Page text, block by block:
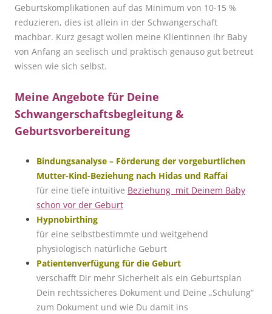
Geburtskomplikationen auf das Minimum von 10-15 %
reduzieren, dies ist allein in der Schwangerschaft
machbar. Kurz gesagt wollen meine Klientinnen ihr Baby
von Anfang an seelisch und praktisch genauso gut betreut
wissen wie sich selbst.
Meine Angebote für Deine
Schwangerschaftsbegleitung &
Geburtsvorbereitung
Bindungsanalyse – Förderung der vorgeburtlichen
Mutter-Kind-Beziehung nach Hidas und Raffai
für eine tiefe intuitive Beziehung mit Deinem Baby
schon vor der Geburt
Hypnobirthing
für eine selbstbestimmte und weitgehend
physiologisch natürliche Geburt
Patientenverfügung für die Geburt
verschafft Dir mehr Sicherheit als ein Geburtsplan
Dein rechtssicheres Dokument und Deine „Schulung“
zum Dokument und wie Du damit ins